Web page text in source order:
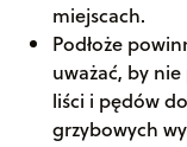
miejscach.
Podłoże
uważać, by
liści i pędów
grzybowych